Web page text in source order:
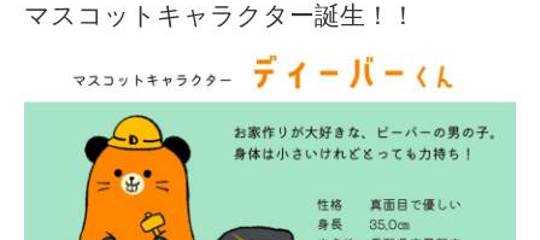
マスコットキャラクター誕生！！